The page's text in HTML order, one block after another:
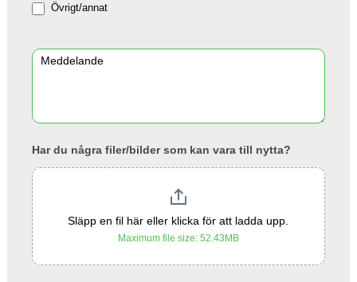
Övrigt/annat
Har du några filer/bilder som kan vara till nytta?
Släpp en fil här eller klicka för att ladda upp.
Maximum file size: 52.43MB